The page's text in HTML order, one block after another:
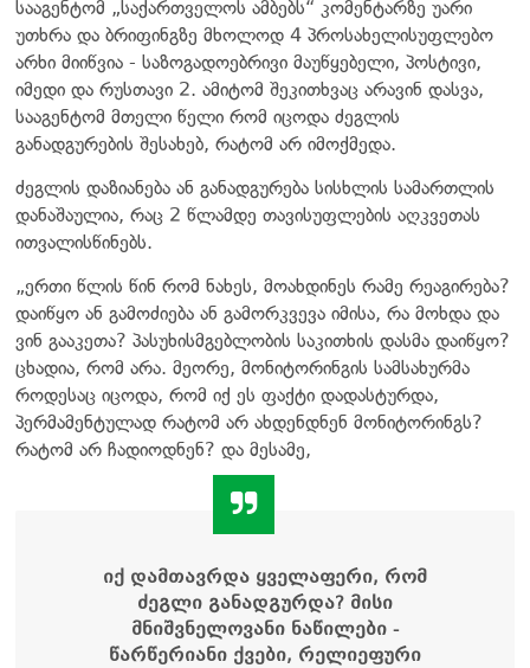
სააგენტომ „საქართველოს ამბებს“ კომენტარზე უარი
უთხრა და ბრიფინგზე მხოლოდ 4 პროსახელისუფლებო
არხი მიიწვია - საზოგადოებრივი მაუწყებელი, პოსტივი,
იმედი და რუსთავი 2. ამიტომ შეკითხვაც არავინ დასვა,
სააგენტომ მთელი წელი რომ იცოდა ძეგლის
განადგურების შესახებ, რატომ არ იმოქმედა.
ძეგლის დაზიანება ან განადგურება სისხლის სამართლის
დანაშაულია, რაც 2 წლამდე თავისუფლების აღკვეთას
ითვალისწინებს.
„ერთი წლის წინ რომ ნახეს, მოახდინეს რამე რეაგირება?
დაიწყო ან გამოძიება ან გამორკვევა იმისა, რა მოხდა და
ვინ გააკეთა? პასუხისმგებლობის საკითხის დასმა დაიწყო?
ცხადია, რომ არა. მეორე, მონიტორინგის სამსახურმა
როდესაც იცოდა, რომ იქ ეს ფაქტი დადასტურდა,
პერმამენტულად რატომ არ ახდენდნენ მონიტორინგს?
რატომ არ ჩადიოდნენ? და მესამე,
იქ დამთავრდა ყველაფერი, რომ
ძეგლი განადგურდა? მისი
მნიშვნელოვანი ნაწილები -
წარწერიანი ქვები, რელიეფური